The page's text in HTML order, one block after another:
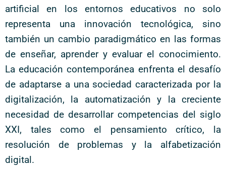
artificial en los entornos educativos no solo
representa una innovación tecnológica, sino
también un cambio paradigmático en las formas
de enseñar, aprender y evaluar el conocimiento.
La educación contemporánea enfrenta el desafío
de adaptarse a una sociedad caracterizada por la
digitalización, la automatización y la creciente
necesidad de desarrollar competencias del siglo
XXI, tales como el pensamiento crítico, la
resolución de problemas y la alfabetización
digital.